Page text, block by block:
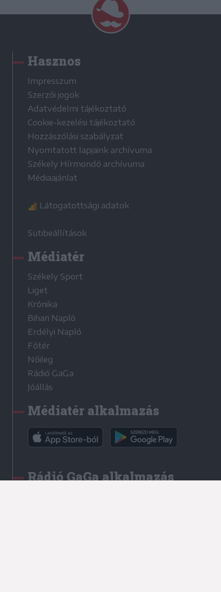
Hasznos
Impresszum
Szerzői jogok
Adatvédelmi tájékoztató
Cookie-kezelési tájékoztató
Hozzászólási szabályzat
Nyomtatott lapjaink archívuma
Székely Hírmondó archívuma
Médiaajánlat
Látogatottsági adatok
Sütibeállítások
Médiatér
Székely Sport
Liget
Krónika
Bihari Napló
Erdélyi Napló
Főtér
Nőileg
Rádió GaGa
Jóállás
Médiatér alkalmazás
Rádió GaGa alkalmazás